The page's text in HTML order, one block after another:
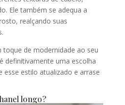
Ele também se adequa a
realçando suas
toque de modernidade ao seu
definitivamente uma escolha
esse estilo atualizado e arrase
longo?